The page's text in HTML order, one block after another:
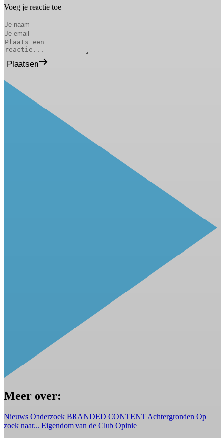
Voeg je reactie toe
Plaatsen
Meer over:
Nieuws Onderzoek BRANDED CONTENT Achtergronden Op
zoek naar... Eigendom van de Club Opinie